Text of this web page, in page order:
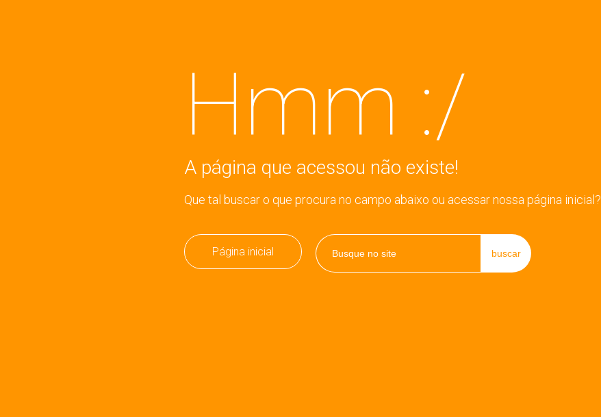
Hmm :/
A página que acessou não existe!
Que tal buscar o que procura no campo abaixo ou acessar nossa página inicial?
Página inicial